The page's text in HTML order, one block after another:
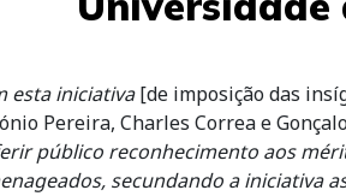
esta iniciativa[de imposição das
Pereira, Charles Correa e
público reconhecimento aos
secundando a iniciativa